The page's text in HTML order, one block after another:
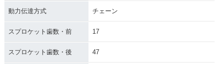
2000年 YZF-R1・フ
ルモデルチェンジ
1999年 YZF-R1・カ
ラーチェンジ
動力伝達方式 チェーン
スプロケット歯数・前 17
スプロケット歯数・後 47